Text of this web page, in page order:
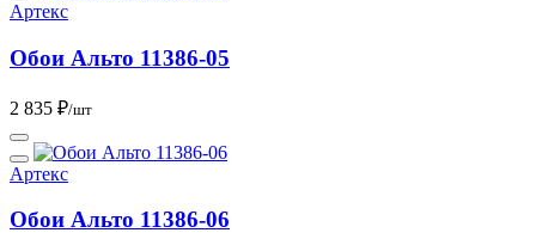
Артекс
Обои Альто 11386-05
2 835 ₽/шт
Артекс
Обои Альто 11386-06